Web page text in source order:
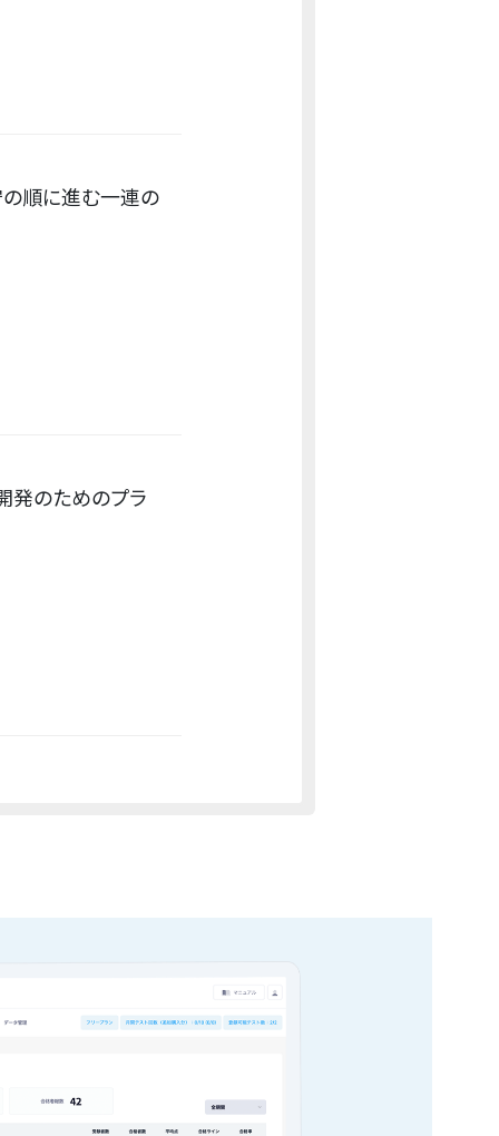
の順に進む一連の
発のためのプラ